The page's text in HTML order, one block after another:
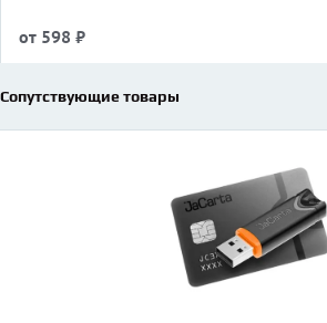
от 598 ₽
Сопутствующие товары